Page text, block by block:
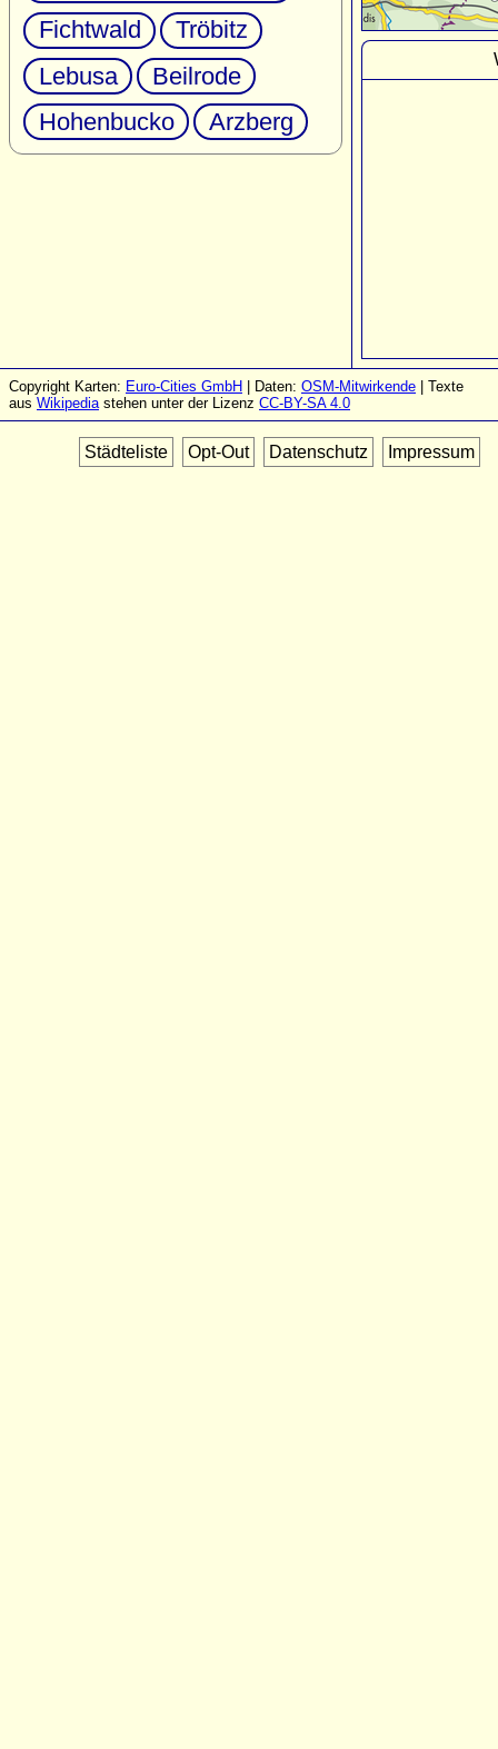
Fichtwald
Tröbitz
Lebusa
Beilrode
Hohenbucko
Arzberg
Copyright Karten: Euro-Cities GmbH | Daten: OSM-Mitwirkende | Texte
aus Wikipediastehen unter der Lizenz CC-BY-SA 4.0
Städteliste Opt-Out Datenschutz Impressum